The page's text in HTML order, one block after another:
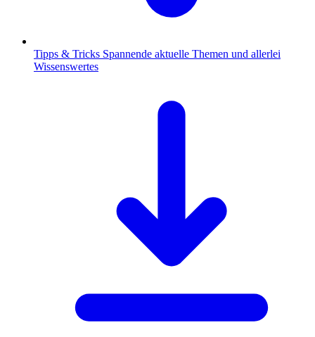
Tipps & Tricks Spannende aktuelle Themen und allerlei
Wissenswertes